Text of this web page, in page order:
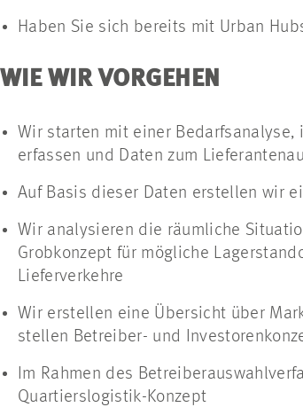
Haben Sie sich bereits mit Urban
WIE WIR VORGEHEN
Wir starten mit einer
erfassen und Daten zum
Auf Basis dieser Daten erstellen wir
Wir analysieren die räumliche
Grobkonzept für mögliche
Lieferverkehre
Wir erstellen eine Übersicht über
stellen Betreiber- und
Im Rahmen des
Quartierslogistik-Konzept